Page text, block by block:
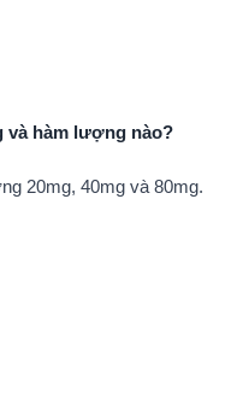
và hàm lượng nào?
20mg, 40mg và 80mg.